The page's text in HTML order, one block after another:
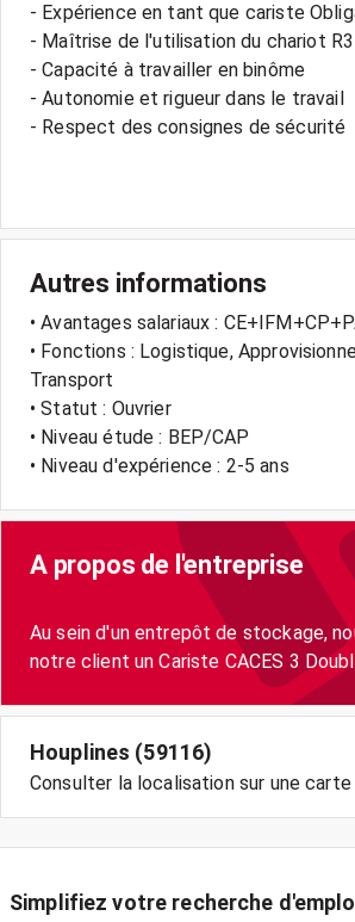
- Expérience en tant que cariste
- Maîtrise de l'utilisation du chariot
- Capacité à travailler en binôme
- Autonomie et rigueur dans le travail
- Respect des consignes de sécurité
Autres informations
• Avantages salariaux :
• Fonctions : Logistique,
Transport
• Statut : Ouvrier
• Niveau étude : BEP/CAP
• Niveau d'expérience : 2-5 ans
A propos de l'entreprise
Au sein d'un entrepôt de stockage,
notre client un Cariste CACES 3
Houplines (59116)
Consulter la localisation sur une carte
Simplifiez votre recherche